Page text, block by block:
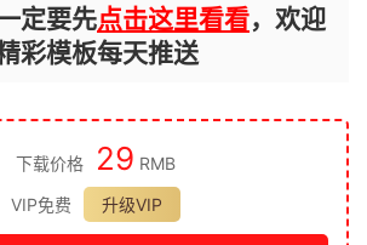
定要先点击这里看看，欢迎
彩模板每天推送
下载价格 29 RMB
VIP免费
升级VIP